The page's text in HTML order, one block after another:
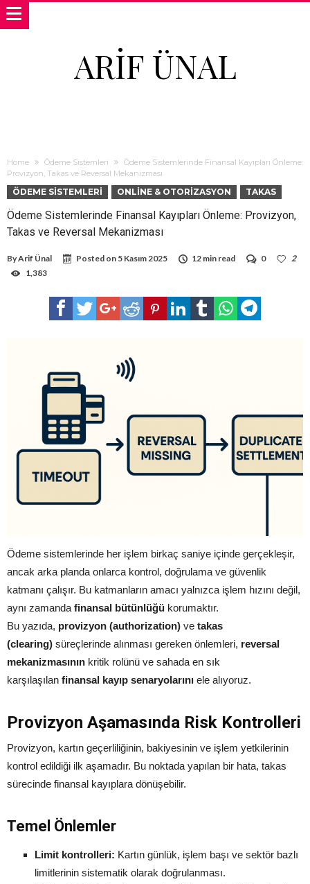
ARIF ÜNAL
Home Ödeme Sistemleri
Ödeme Sistemlerinde Finansal Kayıpları Önleme:
Provizyon, Takas ve Reversal Mekanizması
ÖDEME SISTEMLERI ONLINE & OTORIZASYON TAKAS
Ödeme Sistemlerinde Finansal Kayıpları Önleme: Provizyon,
Takas ve Reversal Mekanizması
ByArif Ünal Posted on 5 Kasım 2025 12 min read 0
2
1,383
Ödeme sistemlerinde her işlem birkaç saniye içinde gerçekleşir,
ancak arka planda onlarca kontrol, doğrulama ve güvenlik
katmanı çalışır. Bu katmanların amacı yalnızca işlem hızını değil,
aynı zamanda finansal bütünlüğü korumaktır.
Bu yazıda, provizyon (authorization) ve takas
(clearing) süreçlerinde alınması gereken önlemleri, reversal
mekanizmasının kritik rolünü ve sahada en sık
karşılaşılan finansal kayıp senaryolarını ele alıyoruz.
Provizyon Aşamasında Risk Kontrolleri
Provizyon, kartın geçerliliğinin, bakiyesinin ve işlem yetkilerinin
kontrol edildiği ilk aşamadır. Bu noktada yapılan bir hata, takas
sürecinde finansal kayıplara dönüşebilir.
Temel Önlemler
Limit kontrolleri: Kartın günlük, işlem başı ve sektör bazlı
limitlerinin sistematik olarak doğrulanması.